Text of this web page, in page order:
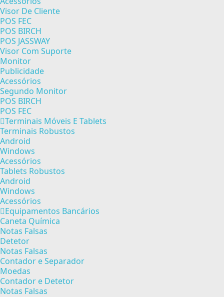
Visor De Cliente
POS FEC
POS BIRCH
POS JASSWAY
Visor Com Suporte
Monitor
Publicidade
Acessórios
Segundo Monitor
POS BIRCH
POS FEC
Terminais Móveis E Tablets
Terminais Robustos
Android
Windows
Acessórios
Tablets Robustos
Android
Windows
Acessórios
Equipamentos Bancários
Caneta Química
Notas Falsas
Detetor
Notas Falsas
Contador e Separador
Moedas
Contador e Detetor
Notas Falsas